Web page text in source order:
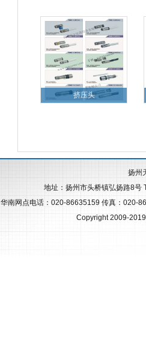
挤压头
扬州
地址：扬州市头桥镇弘扬路8
华南网点电话：020-86635159 传真：020-
Copyright 2009-2019